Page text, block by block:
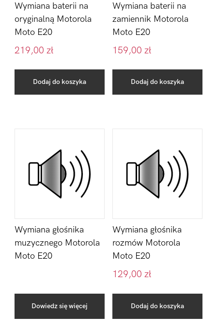
Wymiana baterii na
oryginalną Motorola
Moto E20
219,00 zł
Dodaj do koszyka
Wymiana baterii na
zamiennik Motorola
Moto E20
159,00 zł
Dodaj do koszyka
Wymiana głośnika
muzycznego Motorola
Moto E20
Dowiedz się więcej
Wymiana głośnika
rozmów Motorola
Moto E20
129,00 zł
Dodaj do koszyka